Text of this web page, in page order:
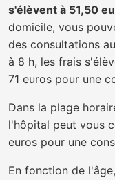
s'élèvent à 51,50
domicile, vous
des consultations
à 8 h, les frais
71 euros pour une
Dans la plage
l'hôpital peut vous
euros pour une
En fonction de